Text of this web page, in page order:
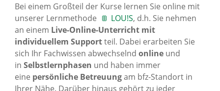
Bei einem Großteil der Kurse lernen Sie online mit
unserer Lernmethode
LOU!S, d.h. Sie nehmen
an einem Live-Online-Unterricht mit
individuellem Supportteil. Dabei erarbeiten Sie
sich Ihr Fachwissen abwechselnd online und
in Selbstlernphasen und haben immer
eine persönliche Betreuungam bfz-Standort in
Ihrer Nähe. Darüber hinaus gehört zu jeder